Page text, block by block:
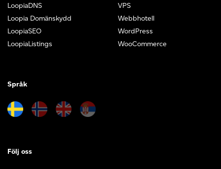
LoopiaDNS
Loopia Domänskydd
LoopiaSEO
LoopiaListings
VPS
Webbhotell
WordPress
WooCommerce
Språk
Följ oss